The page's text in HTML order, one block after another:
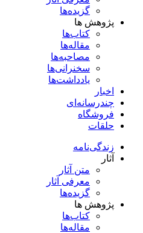
گزیده‌ها
پژوهش ها
کتاب‌ها
مقاله‌ها
مصاحبه‌ها
سخنرانی‌ها
یادداشت‌ها
اخبار
چندرسانه‌ای
فروشگاه
حلقات
زندگی‌نامه
آثار
متن آثار
معرفی آثار
گزیده‌ها
پژوهش ها
کتاب‌ها
مقاله‌ها